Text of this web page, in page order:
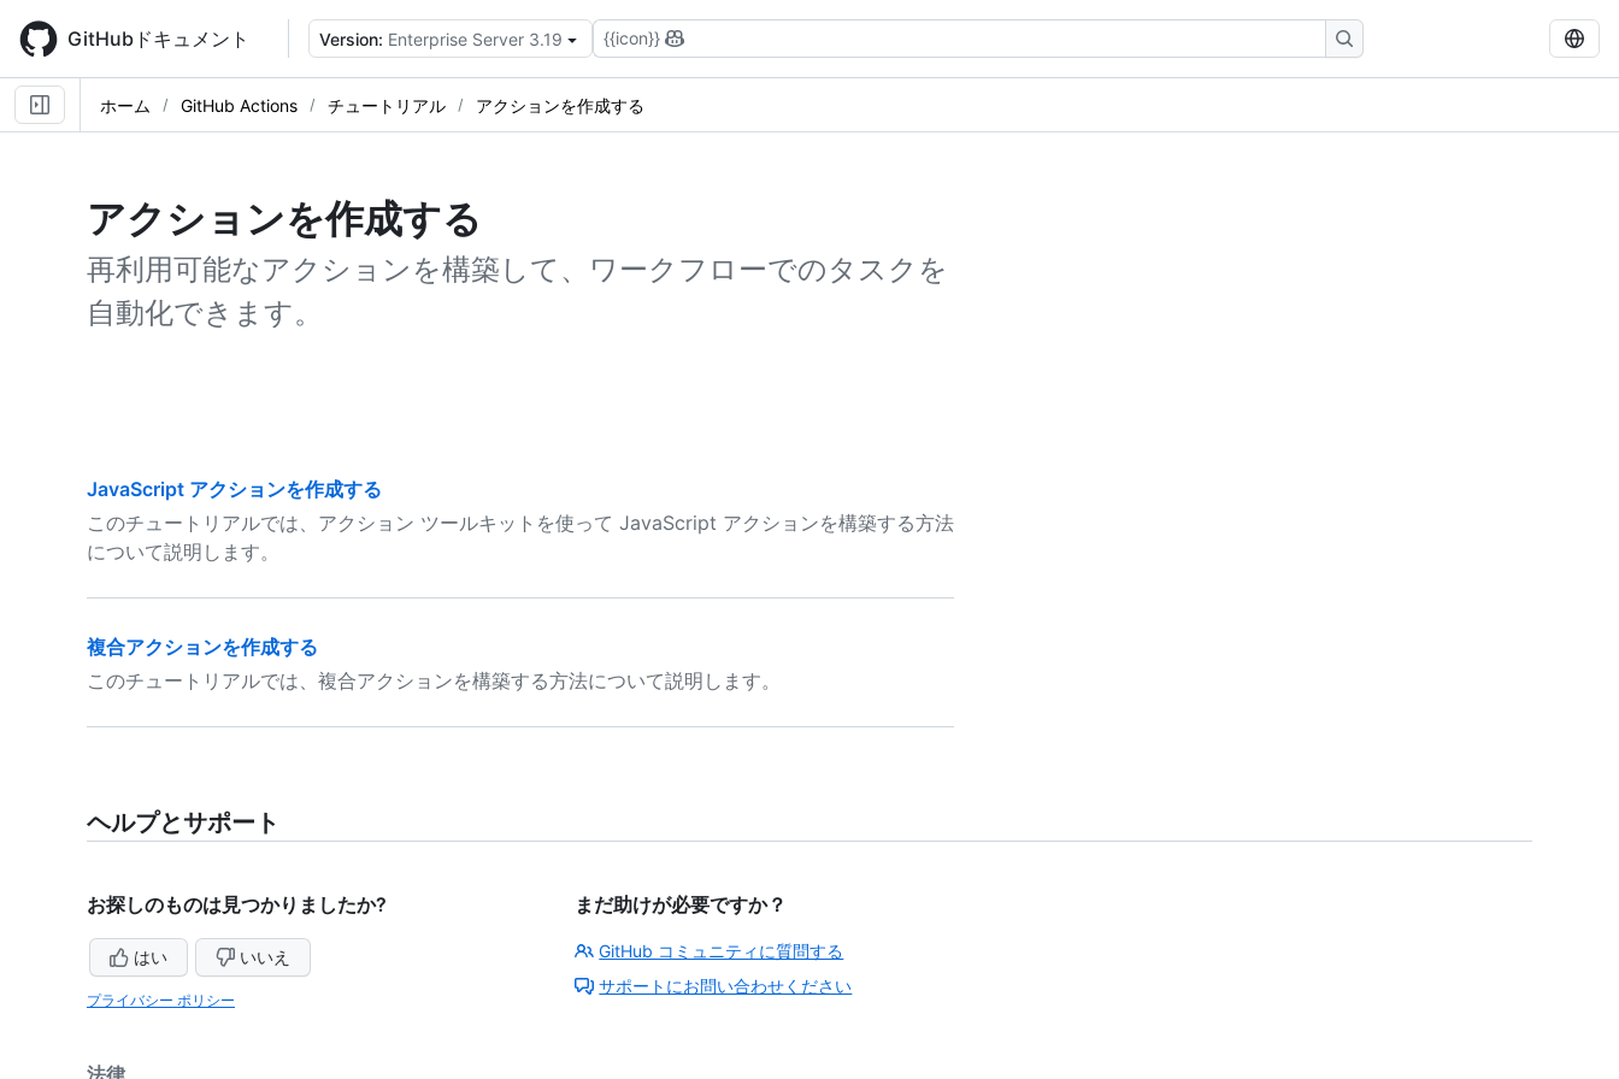
main
content
GitHubドキュメント Version: Enterprise Server 3.19 {{icon}}
ホーム GitHub Actions チュートリアル アクションを作成する
アクションを作成する
再利用可能なアクションを構築して、ワークフローでのタスクを
自動化できます。
JavaScript アクションを作成する
このチュートリアルでは、アクション ツールキットを使って JavaScript アクションを構築する方法
について説明します。
複合アクションを作成する
このチュートリアルでは、複合アクションを構築する方法について説明します。
ヘルプとサポート
お探しのものは見つかりましたか?
はい いいえ
プライバシー ポリシー
まだ助けが必要ですか？
GitHub コミュニティに質問する
サポートにお問い合わせください
法律